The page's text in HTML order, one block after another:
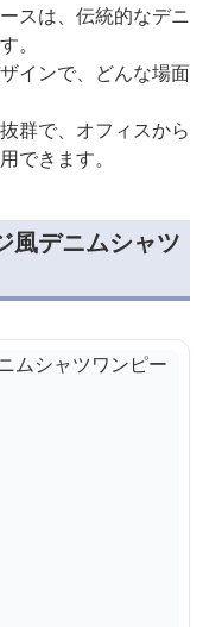
スは、伝統的なデニ
。
インで、どんな場面
群で、オフィスから
できます。
風デニムシャツ